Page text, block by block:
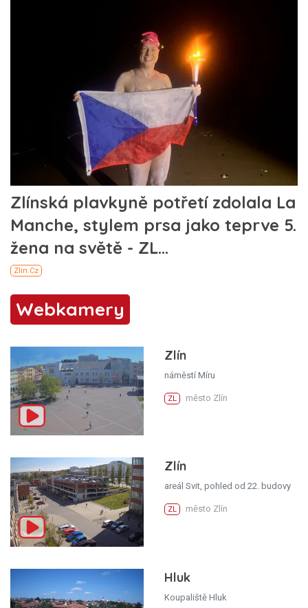
Webkamery
Zlín
náměstí Míru
ZL město Zlín
Zlín
areál Svit, pohled od 22. budovy
ZL město Zlín
Hluk
Koupaliště Hluk